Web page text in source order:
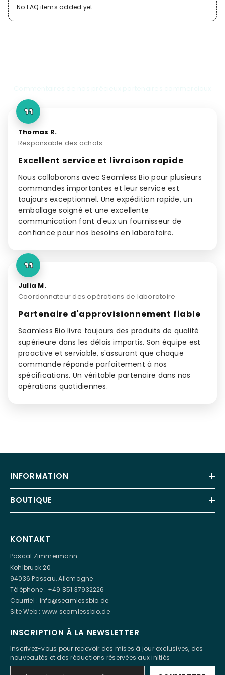
No FAQ items added yet.
Thomas R.
Responsable des achats
Excellent service et livraison rapide
Nous collaborons avec Seamless Bio pour plusieurs
commandes importantes et leur service est
toujours exceptionnel. Une expédition rapide, un
emballage soigné et une excellente
communication font d'eux un fournisseur de
confiance pour nos besoins en laboratoire.
Julia M.
Coordonnateur des opérations de laboratoire
Partenaire d'approvisionnement fiable
Seamless Bio livre toujours des produits de qualité
supérieure dans les délais impartis. Son équipe est
proactive et serviable, s'assurant que chaque
commande réponde parfaitement à nos
spécifications. Un véritable partenaire dans nos
opérations quotidiennes.
INFORMATION
BOUTIQUE
KONTAKT
Pascal Zimmermann
Kohlbruck 20
94036 Passau, Allemagne
Téléphone : +49 851 37932226
Courriel : info@seamlessbio.de
Site Web : www.seamlessbio.de
INSCRIPTION À LA NEWSLETTER
Inscrivez-vous pour recevoir des mises à jour exclusives, des
nouveautés et des réductions réservées aux initiés